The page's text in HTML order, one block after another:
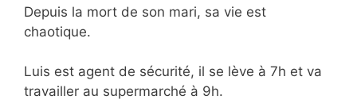
Depuis la mort de son mari, sa vie est
chaotique.
Luis est agent de sécurité, il se lève à 7h et va
travailler au supermarché à 9h.